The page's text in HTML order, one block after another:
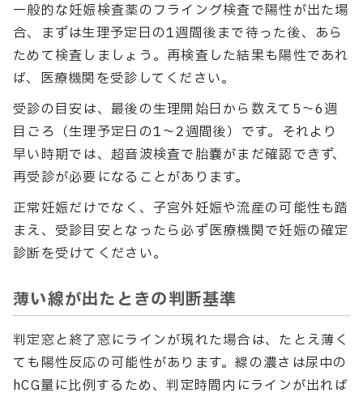
一般的な妊娠検査薬のフライング検査で陽性が出た場
合、まずは生理予定日の1週間後まで待った後、あら
ためて検査しましょう。再検査した結果も陽性であれ
ば、医療機関を受診してください。
受診の目安は、最後の生理開始日から数えて5〜6週
目ごろ（生理予定日の1〜2週間後）です。それより
早い時期では、超音波検査で胎嚢がまだ確認できず、
再受診が必要になることがあります。
正常妊娠だけでなく、子宮外妊娠や流産の可能性も踏
まえ、受診目安となったら必ず医療機関で妊娠の確定
診断を受けてください。
薄い線が出たときの判断基準
判定窓と終了窓にラインが現れた場合は、たとえ薄く
ても陽性反応の可能性があります。線の濃さは尿中の
hCG量に比例するため、判定時間内にラインが出れば